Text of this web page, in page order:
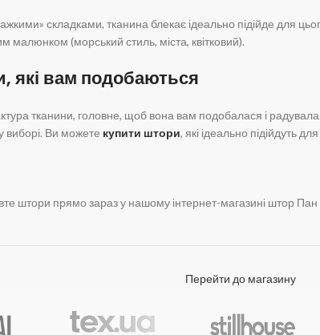
складками, тканина блекає ідеально підійде для
малюнком (морський стиль, міста, квітковий).
які вам подобаються
тканини, головне, щоб вона вам подобалася і
виборі. Ви можете купити штори, які ідеально підійдуть
штори прямо зараз у нашому інтернет-магазині штор Пан
Перейти до магазину